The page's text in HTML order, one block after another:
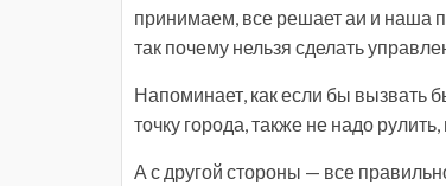
принимаем, все решает аи и наша
так почему нельзя сделать
Напоминает, как если бы вызвать
точку города, также не надо
А с другой стороны — все